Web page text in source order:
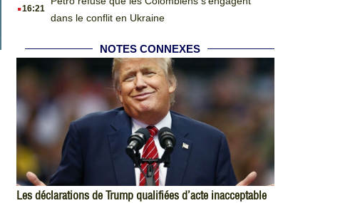
16:21
dans le conflit en Ukraine
NOTES CONNEXES
Les déclarations de Trump qualifiées d’acte inacceptable